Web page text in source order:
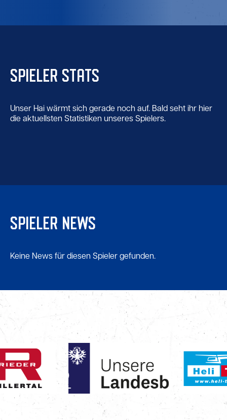
SPIELER STATS
Unser Hai wärmt sich gerade noch auf. Bald seht ihr hier
die aktuellsten Statistiken unseres Spielers.
SPIELER NEWS
Keine News für diesen Spieler gefunden.